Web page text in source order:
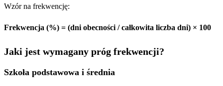
Wzór na frekwencję:
Frekwencja (%) = (dni obecności / całkowita liczba dni) × 100
Jaki jest wymagany próg frekwencji?
Szkoła podstawowa i średnia